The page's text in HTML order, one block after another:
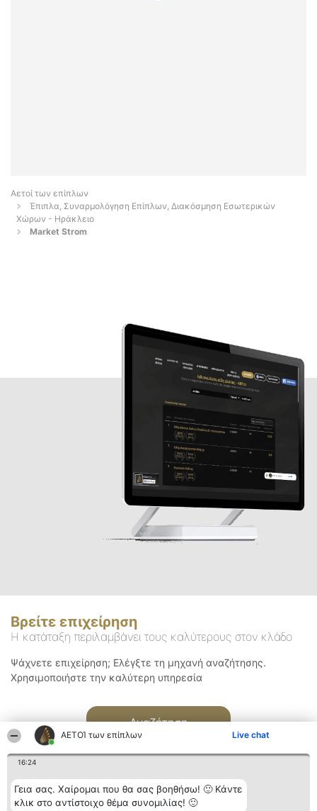
ΑΕΤΟΊ των επίπλων Live chat
16:24
Γεια σας. Χαίρομαι που θα σας βοηθήσω! 🙂 Κάντε
κλικ στο αντίστοιχο θέμα συνομιλίας! 🙂
Αετοί των επίπλων
Έπιπλα, Συναρμολόγηση Επίπλων, Διακόσμηση Εσωτερικών
Χώρων - Ηράκλειο
Market Strom
Βρείτε επιχείρηση
Η κατάταξη περιλαμβάνει τους καλύτερους στον κλάδο
Ψάχνετε επιχείρηση; Ελέγξτε τη μηχανή αναζήτησης.
Χρησιμοποιήστε την καλύτερη υπηρεσία
Αναζήτηση